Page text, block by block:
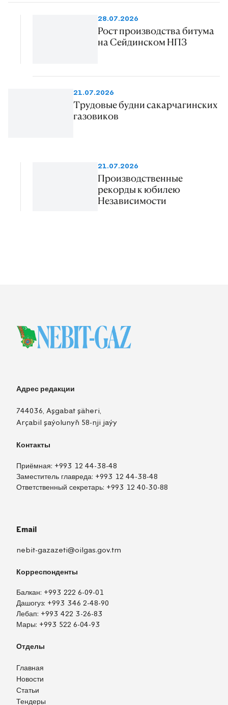
28.07.2026
Рост производства битума
на Сейдинском НПЗ
21.07.2026
Трудовые будни сакарчагинских
газовиков
21.07.2026
Производственные
рекорды к юбилею
Независимости
Адрес редакции
744036, Aşgabat şäheri,
Arçabil şaýolunyň 58-nji jaýy
Контакты
Приёмная: +993 12 44-38-48
Заместитель главреда: +993 12 44-38-48
Ответственный секретарь: +993 12 40-30-88
Email
nebit-gazazeti@oilgas.gov.tm
Корреспонденты
Балкан: +993 222 6-09-01
Дашогуз: +993 346 2-48-90
Лебап: +993 422 3-26-83
Мары: +993 522 6-04-93
Отделы
Главная
Новости
Статьи
Тендеры